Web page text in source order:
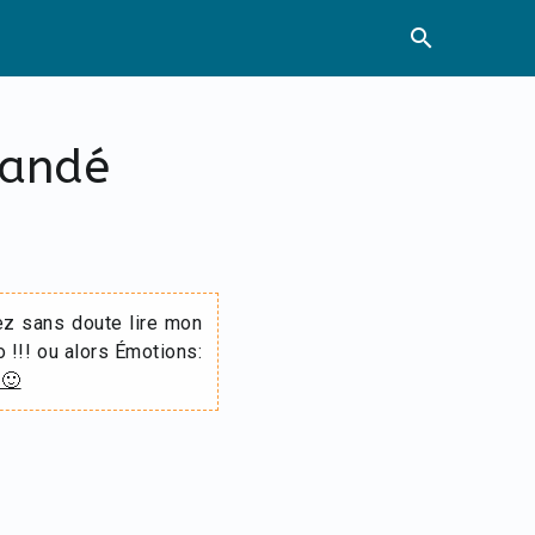
search
sans doute lire mon
!!! ou alors Émotions: